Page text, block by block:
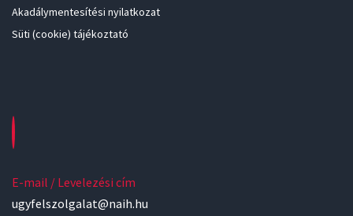
Akadálymentesítési nyilatkozat
Süti (cookie) tájékoztató
E-mail / Levelezési cím
ugyfelszolgalat@naih.hu